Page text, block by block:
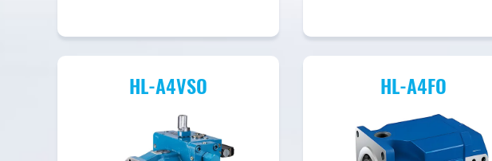
HL-A4VSO HL-A4FO